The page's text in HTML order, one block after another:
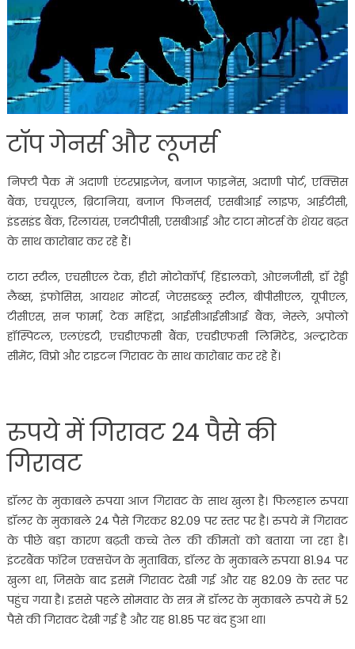
टॉप गेनर्स और लूजर्स
निफ्टी पैक में अदाणी एंटरप्राइजेज, बजाज फाइनेंस, अदाणी पोर्ट, एक्सिस
बैंक, एचयूएल, ब्रिटानिया, बजाज फिनसर्व, एसबीआई लाइफ, आईटीसी,
इंडसइंड बैंक, रिलायंस, एनटीपीसी, एसबीआई और टाटा मोटर्स के शेयर बढ़त
के साथ कारोबार कर रहे हैं।
टाटा स्टील, एचसीएल टेक, हीरो मोटोकॉर्प, हिंडालको, ओएनजीसी, डॉ रेड्डी
लैब्स, इंफोसिस, आयशर मोटर्स, जेएसडब्लू स्टील, बीपीसीएल, यूपीएल,
टीसीएस, सन फार्मा, टेक महिंद्रा, आईसीआईसीआई बैंक, नेस्ले, अपोलो
हॉस्पिटल, एलएंडटी, एचडीएफसी बैंक, एचडीएफसी लिमिटेड, अल्ट्राटेक
सीमेंट, विप्रो और टाइटन गिरावट के साथ कारोबार कर रहे हैं।
रुपये में गिरावट 24 पैसे की
गिरावट
डॉलर के मुकाबले रुपया आज गिरावट के साथ खुला है। फिलहाल रुपया
डॉलर के मुकाबले 24 पैसे गिरकर 82.09 पर स्तर पर है। रुपये में गिरावट
के पीछे बड़ा कारण बढ़ती कच्चे तेल की कीमतों को बताया जा रहा है।
इंटरबैंक फॉरेन एक्सचेंज के मुताबिक, डॉलर के मुकाबले रुपया 81.94 पर
खुला था, जिसके बाद इसमें गिरावट देखी गई और यह 82.09 के स्तर पर
पहुंच गया है। इससे पहले सोमवार के सत्र में डॉलर के मुकाबले रुपये में 52
पैसे की गिरावट देखी गई है और यह 81.85 पर बंद हुआ था।